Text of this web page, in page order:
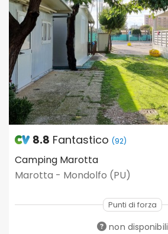
8.8 Fantastico (92)
Camping Marotta
Marotta - Mondolfo (PU)
Punti di forza
non disponibili